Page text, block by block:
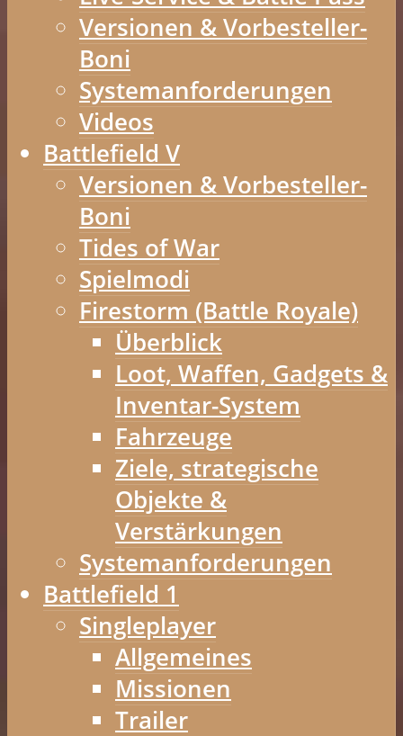
Versionen & Vorbesteller-
Boni
Systemanforderungen
Videos
Battlefield V
Versionen & Vorbesteller-
Boni
Tides of War
Spielmodi
Firestorm (Battle Royale)
Überblick
Loot, Waffen, Gadgets &
Inventar-System
Fahrzeuge
Ziele, strategische
Objekte &
Verstärkungen
Systemanforderungen
Battlefield 1
Singleplayer
Allgemeines
Missionen
Trailer